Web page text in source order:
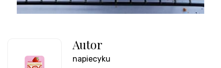
Autor
napiecyku